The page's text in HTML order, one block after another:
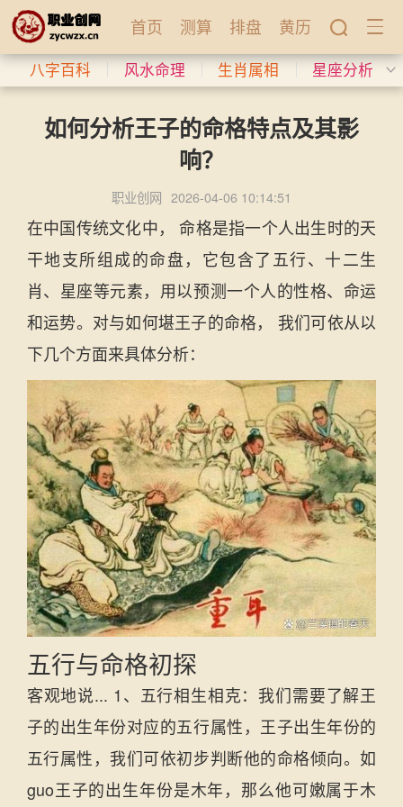
首页 测算 排盘 黄历
八字百科 风水命理 生肖属相 星座分析
如何分析王子的命格特点及其影
响？
职业创网 2026-04-06 10:14:51
在中国传统文化中， 命格是指一个人出生时的天
干地支所组成的命盘，它包含了五行、十二生
肖、星座等元素，用以预测一个人的性格、命运
和运势。对与如何堪王子的命格， 我们可依从以
下几个方面来具体分析：
五行与命格初探
客观地说... 1、五行相生相克：我们需要了解王
子的出生年份对应的五行属性，王子出生年份的
五行属性，我们可依初步判断他的命格倾向。如
guo王子的出生年份是木年，那么他可嫩属于木